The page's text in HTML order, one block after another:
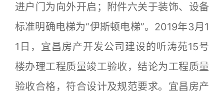
进户门为向外开启；附件六关于装饰、设备
标准明确电梯为“伊斯顿电梯”。2019年3月1
1日，宜昌房产开发公司建设的听涛苑15号
楼办理工程质量竣工验收，结论为工程质量
验收合格，符合设计及规范要求。宜昌房产